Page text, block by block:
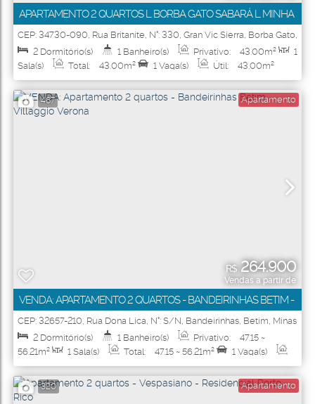
APARTAMENTO 2 QUARTOS L BORBA GATO SABARÁ L MINHA
CASA MINHA VIDA L GRAN VIC SIERRA
CEP: 34730-090, Rua Britanite, N°: 330, Gran Vic Sierra, Borba Gato,
Sabará
Minas Gerais ,Brasil
2 Dormitório(s) 1 Banheiro(s) Privativo: 43.00m²
1
Sala(s)
Total: 43.00m² 1 Vaga(s) Útil: 43.00m²
467 Apartamento
R$264.900
Vendas a partir de
VENDA: APARTAMENTO 2 QUARTOS - BANDEIRINHAS BETIM -
VILLAGGIO VERONA
CEP: 32657-210, Rua Dona Lica, N°: S/N, Bandeirinhas, Betim, Minas
Gerais
2 Dormitório(s) 1 Banheiro(s) Privativo: 47.15 ~
56.21m² 1 Sala(s) Total: 47.15 ~ 56.21m² 1 Vaga(s)
Útil:
47.15~ 56.21m²
320 Apartamento